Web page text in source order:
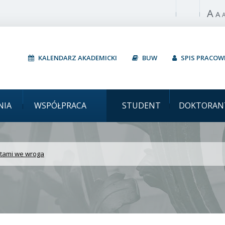
Włącz A A
KALENDARZ AKADEMICKI BUW SPIS
WSPÓŁPRACA STUDENT
Uniwersytet
we wroga